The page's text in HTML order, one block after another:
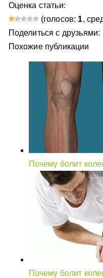
Оценка статьи:
(голосов: 1,
Поделиться с друзьями:
Похожие публикации
Почему болит
Почему болит